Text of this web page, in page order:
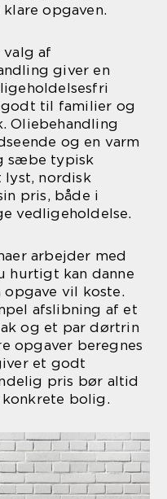
opgaven.
af
giver en
godt til familier og
Oliebehandling
og en varm
sæbe typisk
lyst, nordisk
pris, både i
vedligeholdelse.
arbejder med
hurtigt kan danne
vil koste.
afslibning af et
og et par dørtrin
opgaver beregnes
et godt
pris bør altid
bolig.